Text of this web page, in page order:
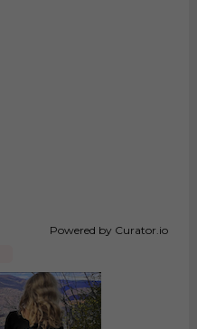
Powered by Curator.io